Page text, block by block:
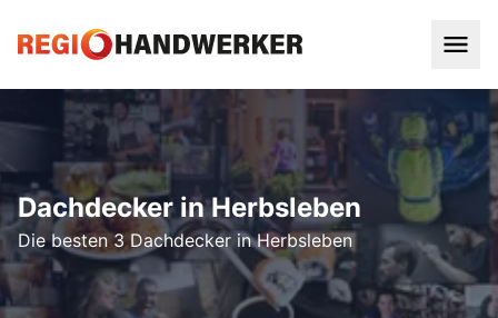
Dachdecker in Herbsleben
Die besten 3 Dachdecker in Herbsleben